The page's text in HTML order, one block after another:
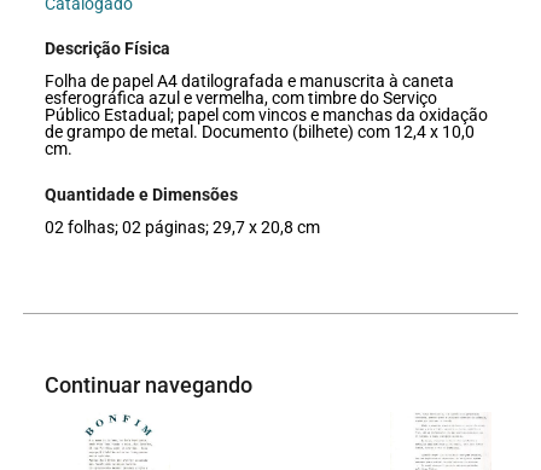
Descrição Física
Folha de papel A4 datilografada e manuscrita à caneta
esferográfica azul e vermelha, com timbre do Serviço
Público Estadual; papel com vincos e manchas da oxidação
de grampo de metal. Documento (bilhete) com 12,4 x 10,0
cm.
Quantidade e Dimensões
02 folhas; 02 páginas; 29,7 x 20,8 cm
Continuar navegando